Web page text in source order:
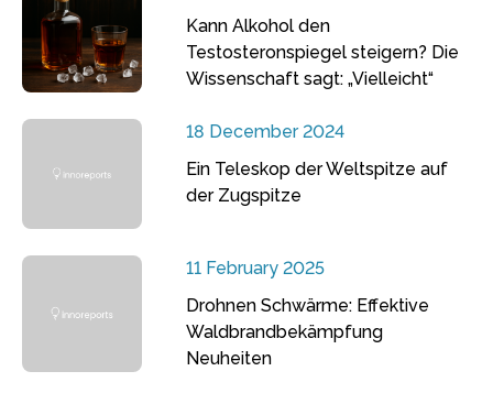
Kann Alkohol den
Testosteronspiegel steigern? Die
Wissenschaft sagt: „Vielleicht“
18 December 2024
Ein Teleskop der Weltspitze auf
der Zugspitze
11 February 2025
Drohnen Schwärme: Effektive
Waldbrandbekämpfung
Neuheiten